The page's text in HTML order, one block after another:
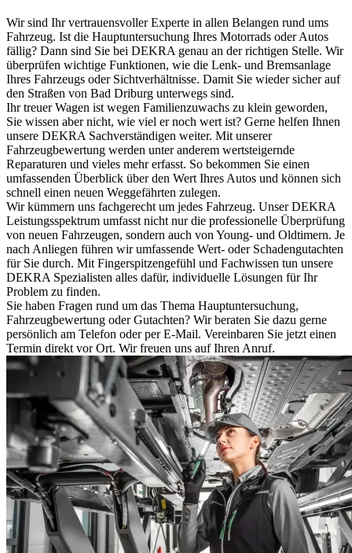
Wir sind Ihr vertrauensvoller Experte in allen Belangen rund ums
Fahrzeug. Ist die Hauptuntersuchung Ihres Motorrads oder Autos
fällig? Dann sind Sie bei DEKRA genau an der richtigen Stelle. Wir
überprüfen wichtige Funktionen, wie die Lenk- und Bremsanlage
Ihres Fahrzeugs oder Sichtverhältnisse. Damit Sie wieder sicher auf
den Straßen von Bad Driburg unterwegs sind.
Ihr treuer Wagen ist wegen Familienzuwachs zu klein geworden,
Sie wissen aber nicht, wie viel er noch wert ist? Gerne helfen Ihnen
unsere DEKRA Sachverständigen weiter. Mit unserer
Fahrzeugbewertung werden unter anderem wertsteigernde
Reparaturen und vieles mehr erfasst. So bekommen Sie einen
umfassenden Überblick über den Wert Ihres Autos und können sich
schnell einen neuen Weggefährten zulegen.
Wir kümmern uns fachgerecht um jedes Fahrzeug. Unser DEKRA
Leistungsspektrum umfasst nicht nur die professionelle Überprüfung
von neuen Fahrzeugen, sondern auch von Young- und Oldtimern. Je
nach Anliegen führen wir umfassende Wert- oder Schadengutachten
für Sie durch. Mit Fingerspitzengefühl und Fachwissen tun unsere
DEKRA Spezialisten alles dafür, individuelle Lösungen für Ihr
Problem zu finden.
Sie haben Fragen rund um das Thema Hauptuntersuchung,
Fahrzeugbewertung oder Gutachten? Wir beraten Sie dazu gerne
persönlich am Telefon oder per E-Mail. Vereinbaren Sie jetzt einen
Termin direkt vor Ort. Wir freuen uns auf Ihren Anruf.